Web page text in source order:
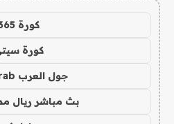
كورة 365
كورة
جول العرب goalarab
بث مباشر ريال